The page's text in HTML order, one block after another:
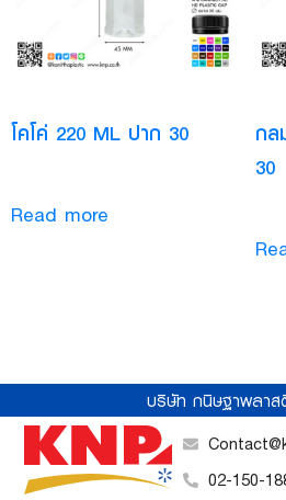
โคโค่ 220 ML ปาก 30
Read more
กล
30
บริษัท กนิษฐาพลา
02-150-